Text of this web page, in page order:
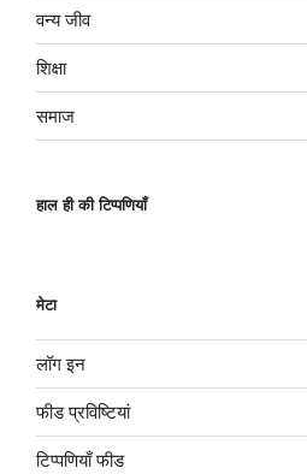
वन्य जीव
शिक्षा
समाज
हाल ही की टिप्पणियाँ
मेटा
लॉग इन
फीड प्रविष्टियां
टिप्पणियाँ फीड